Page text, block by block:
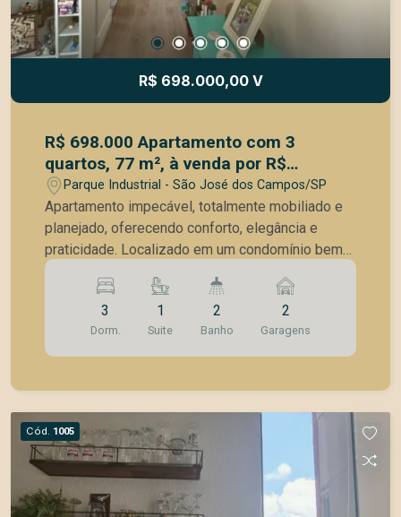
R$ 698.000,00 V
R$ 698.000 Apartamento com 3
quartos, 77 m², à venda por R$
698.000- Parque Industrial - São José
dos Campos/SP
Parque Industrial - São José dos Campos/SP
Apartamento impecável, totalmente mobiliado e
planejado, oferecendo conforto, elegância e
praticidade. Localizado em um condomínio bem
estruturado, sua sacada está posicionada para
dentro do condomínio, garantindo mais
privacidade e tranquilidade. Características do
imóvel: 3 dormitórios, sendo que um foi
convertido em um amplo closet, otimizando o
privativa, distribuídos de forma funcional e
aconchegante; Todo mobiliado com móveis
planejados, garantindo sofisticação e praticidade;
Garagem com 2 vagas, oferecendo mais
comodidade e segurança. Este apartamento é
3
Dorm.
1
Suite
2
Banho
2
Garagens
Cód. 1005